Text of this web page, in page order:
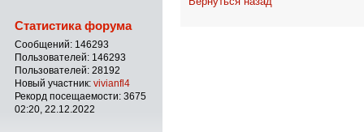
Статистика форума
Сообщений: 146293
Пользователей: 146293
Пользователей: 28192
Новый участник: vivianfl4
Рекорд посещаемости: 3675
02:20, 22.12.2022